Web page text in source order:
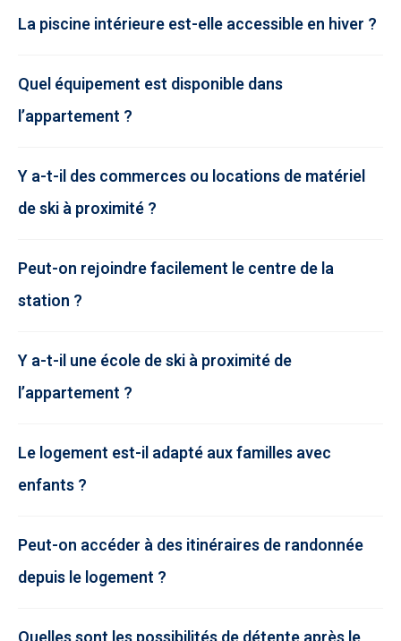
La piscine intérieure est-elle accessible en hiver ?
Quel équipement est disponible dans
l’appartement ?
Y a-t-il des commerces ou locations de matériel
de ski à proximité ?
Peut-on rejoindre facilement le centre de la
station ?
Y a-t-il une école de ski à proximité de
l’appartement ?
Le logement est-il adapté aux familles avec
enfants ?
Peut-on accéder à des itinéraires de randonnée
depuis le logement ?